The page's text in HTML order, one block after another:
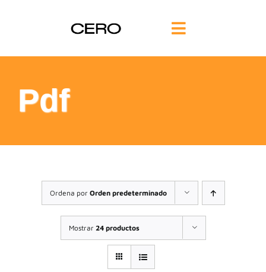
Toggle
Navigation
FILOSOFÍA
TE AYUDAMOS
FORMACIÓN
COMUNIDAD
Pdf
Ordena por Orden predeterminado
Mostrar 24 productos